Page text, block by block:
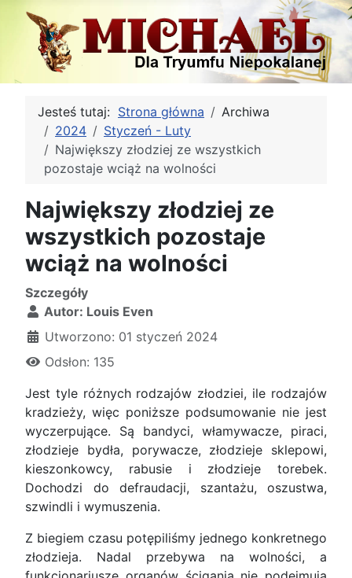
Jesteś tutaj: Strona główna
Archiwa
2024
Styczeń - Luty
Największy złodziej ze wszystkich
pozostaje wciąż na wolności
Największy złodziej ze
wszystkich pozostaje
wciąż na wolności
Szczegóły
Autor: Louis Even
Utworzono: 01 styczeń 2024
Odsłon: 135
Jest tyle różnych rodzajów złodziei, ile rodzajów
kradzieży, więc poniższe podsumowanie nie jest
wyczerpujące. Są bandyci, włamywacze, piraci,
złodzieje bydła, porywacze, złodzieje sklepowi,
kieszonkowcy, rabusie i złodzieje torebek.
Dochodzi do defraudacji, szantażu, oszustwa,
szwindli i wymuszenia.
Z biegiem czasu potępiliśmy jednego konkretnego
złodzieja. Nadal przebywa na wolności, a